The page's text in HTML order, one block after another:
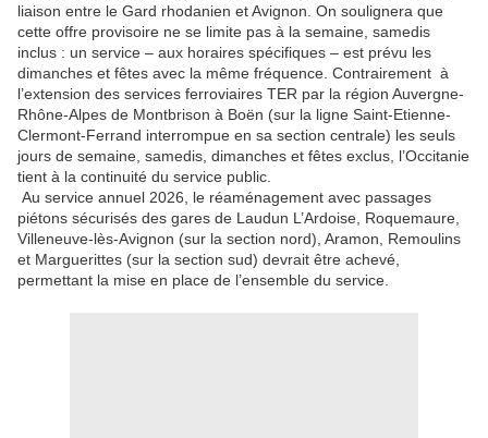
liaison entre le Gard rhodanien et Avignon. On soulignera que
cette offre provisoire ne se limite pas à la semaine, samedis
inclus : un service – aux horaires spécifiques – est prévu les
dimanches et fêtes avec la même fréquence. Contrairement à
l’extension des services ferroviaires TER par la région Auvergne-
Rhône-Alpes de Montbrison à Boën (sur la ligne Saint-Etienne-
Clermont-Ferrand interrompue en sa section centrale) les seuls
jours de semaine, samedis, dimanches et fêtes exclus, l’Occitanie
tient à la continuité du service public.
Au service annuel 2026, le réaménagement avec passages
piétons sécurisés des gares de Laudun L’Ardoise, Roquemaure,
Villeneuve-lès-Avignon (sur la section nord), Aramon, Remoulins
et Marguerittes (sur la section sud) devrait être achevé,
permettant la mise en place de l’ensemble du service.